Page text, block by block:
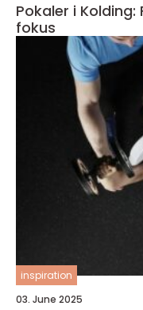
Pokaler i
fokus
inspiration
03. June 2025